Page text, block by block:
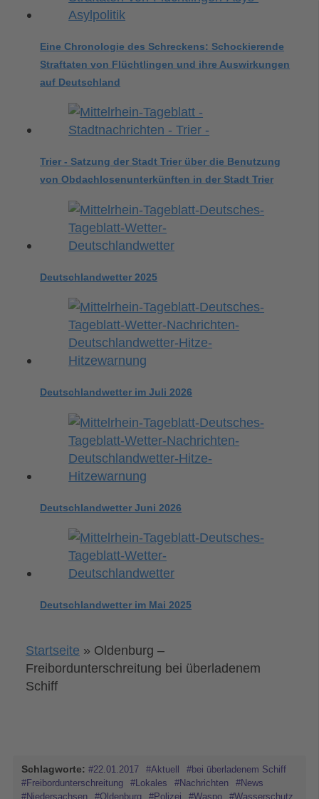
Eine Chronologie des Schreckens: Schockierende
Straftaten von Flüchtlingen und ihre Auswirkungen
auf Deutschland
Trier - Satzung der Stadt Trier über die Benutzung
von Obdachlosenunterkünften in der Stadt Trier
Deutschlandwetter 2025
Deutschlandwetter im Juli 2026
Deutschlandwetter Juni 2026
Deutschlandwetter im Mai 2025
Startseite » Oldenburg –
Freibordunterschreitung bei überladenem
Schiff
Schlagworte: #22.01.2017 #Aktuell
#bei überladenem Schiff
#Freibordunterschreitung
#Lokales #Nachrichten
#News
#Niedersachsen
#Oldenburg #Polizei #Waspo #Wasserschutz